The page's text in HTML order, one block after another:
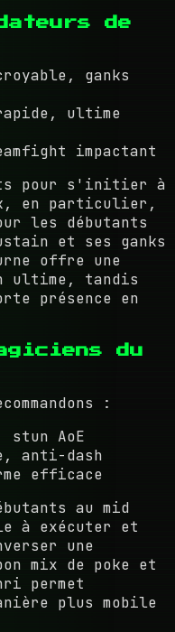
de
ganks
ultime
impactant
pour s'initier à
en particulier,
les débutants
et ses ganks
offre une
ultime, tandis
présence en
du
:
stun AoE
anti-dash
efficace
au mid
à exécuter et
une
mix de poke et
permet
plus mobile